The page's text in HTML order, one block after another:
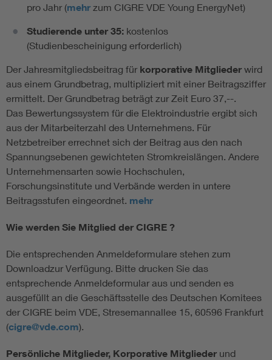
pro Jahr (mehr zum CIGRE VDE Young EnergyNet)
Studierende unter 35: kostenlos
(Studienbescheinigung erforderlich)
Der Jahresmitgliedsbeitrag für korporative Mitglieder wird
aus einem Grundbetrag, multipliziert mit einer Beitragsziffer
ermittelt. Der Grundbetrag beträgt zur Zeit Euro 37,--.
Das Bewertungssystem für die Elektroindustrie ergibt sich
aus der Mitarbeiterzahl des Unternehmens. Für
Netzbetreiber errechnet sich der Beitrag aus den nach
Spannungsebenen gewichteten Stromkreislängen. Andere
Unternehmensarten sowie Hochschulen,
Forschungsinstitute und Verbände werden in untere
Beitragsstufen eingeordnet. mehr
Wie werden Sie Mitglied der CIGRE ?
Die entsprechenden Anmeldeformulare stehen zum
Downloadzur Verfügung. Bitte drucken Sie das
entsprechende Anmeldeformular aus und senden es
ausgefüllt an die Geschäftsstelle des Deutschen Komitees
der CIGRE beim VDE, Stresemannallee 15, 60596 Frankfurt
(cigre@vde.com).
Persönliche Mitglieder, Korporative Mitglieder und